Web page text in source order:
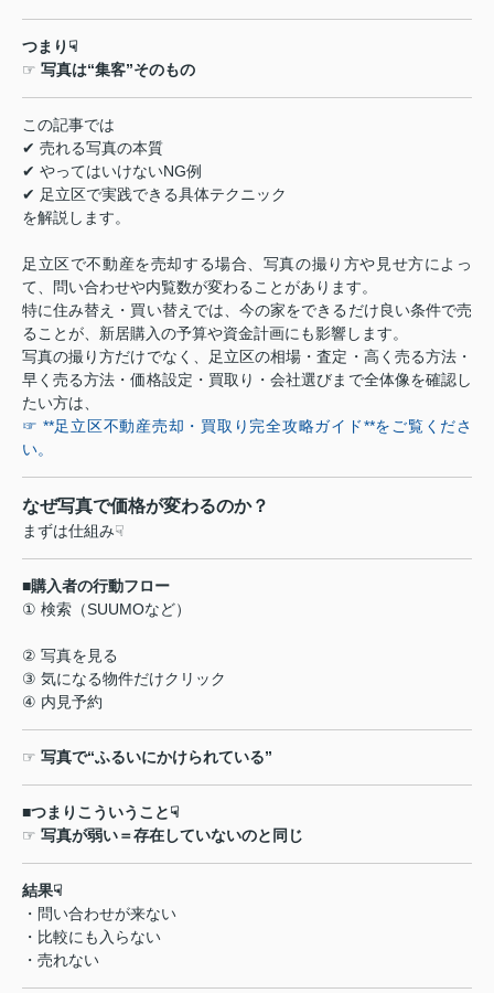
つまり ☟
☞ 写真は“集客”そのもの
この記事では
✔ 売れる写真の本質
✔ やってはいけないNG例
✔ 足立区で実践できる具体テクニック
を解説します。
足立区で不動産を売却する場合、写真の撮り方や見せ方によっ
て、問い合わせや内覧数が変わることがあります。
特に住み替え・買い替えでは、今の家をできるだけ良い条件で売
ることが、新居購入の予算や資金計画にも影響します。
写真の撮り方だけでなく、足立区の相場・査定・高く売る方法・
早く売る方法・価格設定・買取り・会社選びまで全体像を確認し
たい方は、
☞ **足立区不動産売却・買取り完全攻略ガイド**をご覧くださ
い。
なぜ写真で価格が変わるのか？
まずは仕組み☟
■購入者の行動フロー
① 検索（SUUMOなど）
② 写真を見る
③ 気になる物件だけクリック
④ 内見予約
☞ 写真で“ふるいにかけられている”
■つまりこういうこと☟
☞ 写真が弱い＝存在していないのと同じ
結果☟
・問い合わせが来ない
・比較にも入らない
・売れない